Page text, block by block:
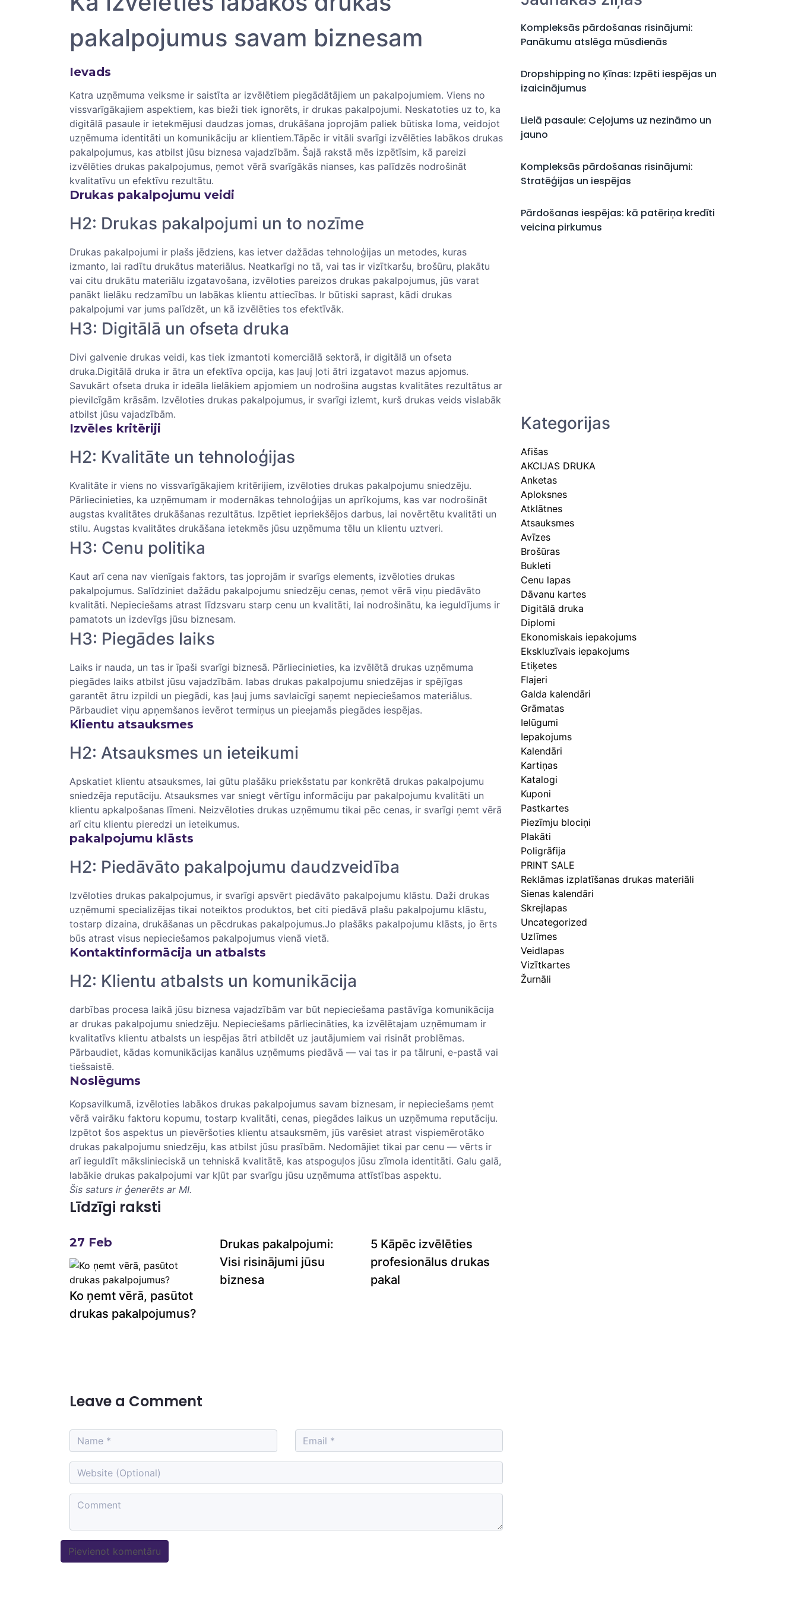
pakalpojumus savam biznesam
Ievads
Katra uzņēmuma veiksme ir saistīta ar ⁢izvēlētiem piegādātājiem un pakalpojumiem. Viens no
vissvarīgākajiem aspektiem, kas bieži tiek ignorēts, ir drukas pakalpojumi. Neskatoties uz to, ka
digitālā pasaule ir ietekmējusi daudzas jomas, drukāšana joprojām paliek būtiska loma, ‌veidojot
uzņēmuma identitāti un⁣ komunikāciju ar klientiem.Tāpēc ir vitāli svarīgi izvēlēties labākos drukas
​pakalpojumus, kas atbilst jūsu biznesa vajadzībām.⁣ Šajā rakstā mēs ‍izpētīsim, kā pareizi
izvēlēties ⁤drukas ‍pakalpojumus, ņemot vērā svarīgākās nianses, kas ⁣palīdzēs nodrošināt
kvalitatīvu un⁢ efektīvu rezultātu.
Drukas pakalpojumu veidi
H2: Drukas pakalpojumi ‍un to nozīme
Drukas pakalpojumi ir plašs jēdziens, kas ietver dažādas tehnoloģijas un metodes,‍ kuras
izmanto, lai radītu drukātus materiālus. Neatkarīgi no tā, vai tas⁤ ir ⁤vizītkaršu, ⁣brošūru,⁢ plakātu
vai citu drukātu materiālu izgatavošana, izvēloties pareizos drukas pakalpojumus, jūs varat
panākt lielāku redzamību un labākas klientu attiecības. Ir būtiski saprast, kādi drukas
pakalpojumi var ⁣jums palīdzēt, un kā izvēlēties tos efektīvāk.
H3: Digitālā un ofseta druka
Divi galvenie drukas veidi, kas tiek izmantoti ‍komerciālā sektorā, ir​ digitālā un ofseta
druka.Digitālā druka ir ātra un efektīva opcija, kas ​ļauj ​ļoti ātri izgatavot‌ mazus apjomus.
Savukārt ofseta druka ir ideāla ​lielākiem apjomiem un nodrošina augstas kvalitātes rezultātus ar
pievilcīgām‍ krāsām. Izvēloties drukas pakalpojumus, ir svarīgi izlemt, kurš drukas veids vislabāk
atbilst jūsu vajadzībām.
Izvēles kritēriji
H2: Kvalitāte un ⁢tehnoloģijas
Kvalitāte ir viens no vissvarīgākajiem kritērijiem, izvēloties drukas pakalpojumu sniedzēju.
Pārliecinieties, ka uzņēmumam ir modernākas tehnoloģijas un aprīkojums, kas var⁣ nodrošināt
augstas kvalitātes drukāšanas rezultātus. Izpētiet iepriekšējos darbus, lai ⁢novērtētu kvalitāti un
stilu. Augstas kvalitātes drukāšana ietekmēs​ jūsu uzņēmuma tēlu un klientu uztveri.
H3: Cenu politika
Kaut arī cena nav vienīgais faktors, tas joprojām ir svarīgs elements, izvēloties drukas
pakalpojumus. Salīdziniet ‌dažādu pakalpojumu sniedzēju cenas, ņemot vērā viņu piedāvāto‌
kvalitāti. Nepieciešams atrast līdzsvaru starp ⁤cenu un kvalitāti, lai nodrošinātu, ka ieguldījums ir
pamatots un izdevīgs jūsu biznesam.
H3: Piegādes laiks
Laiks ‍ir nauda, ⁢un tas ir īpaši svarīgi biznesā. Pārliecinieties, ka izvēlētā drukas uzņēmuma
piegādes laiks‌ atbilst jūsu vajadzībām. labas drukas pakalpojumu⁣ sniedzējas​ ir spējīgas
garantēt ātru izpildi un piegādi, kas ļauj jums savlaicīgi saņemt nepieciešamos materiālus.
Pārbaudiet viņu apņemšanos ievērot ⁣termiņus un pieejamās piegādes iespējas.
Klientu atsauksmes
H2: Atsauksmes un ‍ieteikumi
Apskatiet klientu atsauksmes, lai‍ gūtu plašāku priekšstatu‌ par ⁢konkrētā⁢ drukas pakalpojumu
⁢sniedzēja reputāciju. Atsauksmes var sniegt vērtīgu informāciju par pakalpojumu kvalitāti un
klientu apkalpošanas līmeni. Neizvēloties drukas uzņēmumu tikai pēc cenas, ‍ir svarīgi ņemt vērā
arī citu klientu pieredzi un ieteikumus.
pakalpojumu klāsts
H2: Piedāvāto pakalpojumu daudzveidība
Izvēloties ‌drukas pakalpojumus, ir svarīgi apsvērt piedāvāto pakalpojumu klāstu.⁤ Daži drukas
uzņēmumi specializējas tikai noteiktos produktos, bet citi piedāvā plašu ⁢pakalpojumu klāstu,
tostarp dizaina, drukāšanas un pēcdrukas pakalpojumus.Jo plašāks pakalpojumu klāsts, jo ērts
būs atrast visus ⁣nepieciešamos pakalpojumus⁤ vienā vietā.
Kontaktinformācija ‌un atbalsts
H2: Klientu⁢ atbalsts un komunikācija
darbības procesa laikā jūsu biznesa‍ vajadzībām var būt nepieciešama pastāvīga⁣ komunikācija
ar drukas pakalpojumu sniedzēju. Nepieciešams pārliecināties, ka izvēlētajam uzņēmumam‌ ir
kvalitatīvs klientu ⁤atbalsts un iespējas ‍ātri atbildēt uz jautājumiem vai risināt⁤ problēmas.
Pārbaudiet, kādas komunikācijas kanālus uzņēmums piedāvā ⁤— vai tas ir pa tālruni, e-pastā⁢ vai
tiešsaistē.
Noslēgums
Kopsavilkumā, izvēloties ⁣labākos drukas pakalpojumus savam biznesam, ir nepieciešams ņemt
vērā vairāku faktoru kopumu, tostarp‌ kvalitāti, cenas, piegādes laikus un uzņēmuma reputāciju.
Izpētot šos ‌aspektus un pievēršoties klientu atsauksmēm, jūs varēsiet atrast vispiemērotāko
drukas pakalpojumu sniedzēju, kas atbilst jūsu prasībām. Nedomājiet tikai par cenu — vērts ir
⁤arī ieguldīt mākslinieciskā ​un tehniskā kvalitātē, kas atspoguļos jūsu zīmola identitāti. Galu galā,
labākie drukas pakalpojumi⁣ var kļūt par svarīgu jūsu⁣ uzņēmuma attīstības ‌aspektu.
Šis saturs ir ģenerēts​ ar MI.
Līdzīgi raksti
27 Feb
Ko ņemt vērā, pasūtot
drukas pakalpojumus?
Drukas pakalpojumi:
Visi risinājumi jūsu
biznesa
5 Kāpēc izvēlēties
profesionālus drukas
pakal
Leave a Comment
Kompleksās pārdošanas risinājumi:
Panākumu atslēga mūsdienās
Dropshipping no Ķīnas: Izpēti iespējas un
izaicinājumus
Lielā pasaule: Ceļojums uz nezināmo un
jauno
Kompleksās pārdošanas risinājumi:
Stratēģijas un iespējas
Pārdošanas iespējas: kā patēriņa kredīti
veicina pirkumus
Kategorijas
Afišas
AKCIJAS DRUKA
Anketas
Aploksnes
Atklātnes
Atsauksmes
Avīzes
Brošūras
Bukleti
Cenu lapas
Dāvanu kartes
Digitālā druka
Diplomi
Ekonomiskais iepakojums
Ekskluzīvais iepakojums
Etiķetes
Flajeri
Galda kalendāri
Grāmatas
Ielūgumi
Iepakojums
Kalendāri
Kartiņas
Katalogi
Kuponi
Pastkartes
Piezīmju blociņi
Plakāti
Poligrāfija
PRINT SALE
Reklāmas izplatīšanas drukas materiāli
Sienas kalendāri
Skrejlapas
Uncategorized
Uzlīmes
Veidlapas
Vizītkartes
Žurnāli